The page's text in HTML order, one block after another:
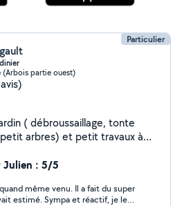
Particulier
(Arbois partie ouest)
( débroussaillage, tonte
arbres) et petit travaux à
j'entreprends La satisfaction
!
Julien : 5/5
même venu. Il a fait du super
estimé. Sympa et réactif, je le